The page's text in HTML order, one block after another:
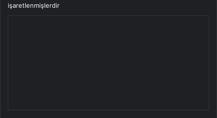
işaretlenmişlerdir